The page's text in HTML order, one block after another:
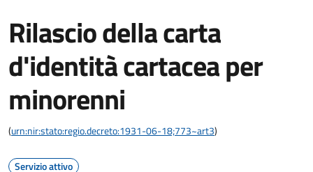
Rilascio della carta
d'identità cartacea per
minorenni
(urn:nir:stato:regio.decreto:1931-06-18;773~art3)
Servizio attivo